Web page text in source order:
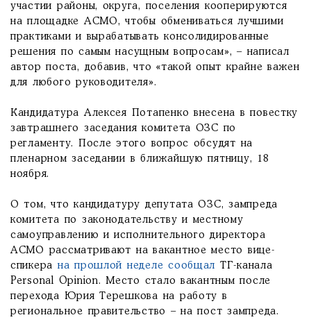
участии районы, округа, поселения кооперируются
на площадке АСМО, чтобы обмениваться лучшими
практиками и вырабатывать консолидированные
решения по самым насущным вопросам», – написал
автор поста, добавив, что «такой опыт крайне важен
для любого руководителя».
Кандидатура Алексея Потапенко внесена в повестку
завтрашнего заседания комитета ОЗС по
регламенту. После этого вопрос обсудят на
пленарном заседании в ближайшую пятницу, 18
ноября.
О том, что кандидатуру депутата ОЗС, зампреда
комитета по законодательству и местному
самоуправлению и исполнительного директора
АСМО рассматривают на вакантное место вице-
спикера на прошлой неделе сообщал ТГ-канала
Personal Opinion. Место стало вакантным после
перехода Юрия Терешкова на работу в
региональное правительство – на пост зампреда.